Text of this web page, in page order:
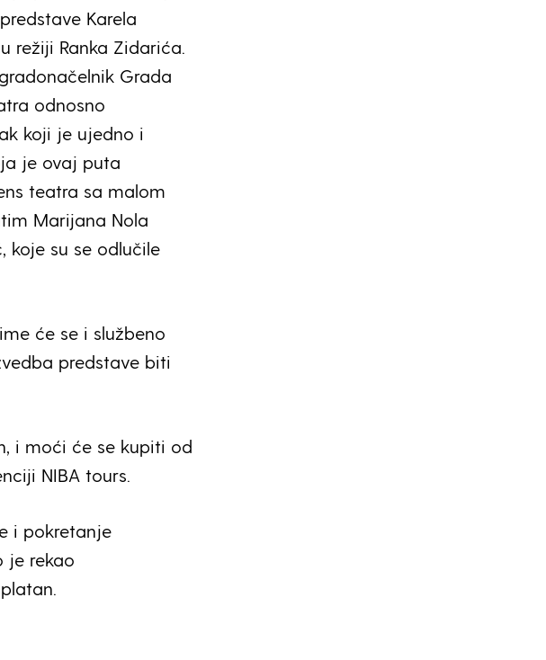
Karela
režiji Ranka Zidarića.
Grada
odnosno
koji je ujedno i
je ovaj puta
teatra sa malom
Marijana Nola
koje su se odlučile
će se i službeno
predstave biti
i moći će se kupiti od
NIBA tours.
i pokretanje
je rekao